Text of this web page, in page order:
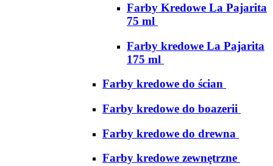
Farby Kredowe La Pajarita
75 ml
Farby kredowe La Pajarita
175 ml
Farby kredowe do ścian
Farby kredowe do boazerii
Farby kredowe do drewna
Farby kredowe zewnętrzne